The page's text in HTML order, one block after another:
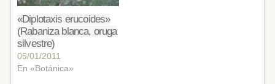
«Diplotaxis erucoides»
(Rabaniza blanca, oruga
silvestre)
05/01/2011
En «Botánica»